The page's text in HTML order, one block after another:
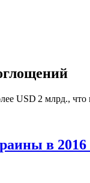
USD 2 млрд., что
в 2016